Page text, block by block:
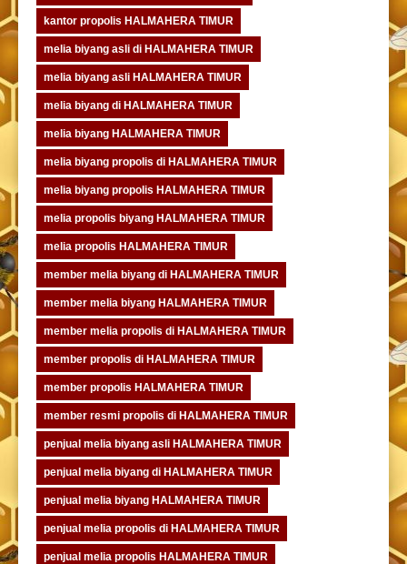
kantor propolis HALMAHERA TIMUR
melia biyang asli di HALMAHERA TIMUR
melia biyang asli HALMAHERA TIMUR
melia biyang di HALMAHERA TIMUR
melia biyang HALMAHERA TIMUR
melia biyang propolis di HALMAHERA TIMUR
melia biyang propolis HALMAHERA TIMUR
melia propolis biyang HALMAHERA TIMUR
melia propolis HALMAHERA TIMUR
member melia biyang di HALMAHERA TIMUR
member melia biyang HALMAHERA TIMUR
member melia propolis di HALMAHERA TIMUR
member propolis di HALMAHERA TIMUR
member propolis HALMAHERA TIMUR
member resmi propolis di HALMAHERA TIMUR
penjual melia biyang asli HALMAHERA TIMUR
penjual melia biyang di HALMAHERA TIMUR
penjual melia biyang HALMAHERA TIMUR
penjual melia propolis di HALMAHERA TIMUR
penjual melia propolis HALMAHERA TIMUR